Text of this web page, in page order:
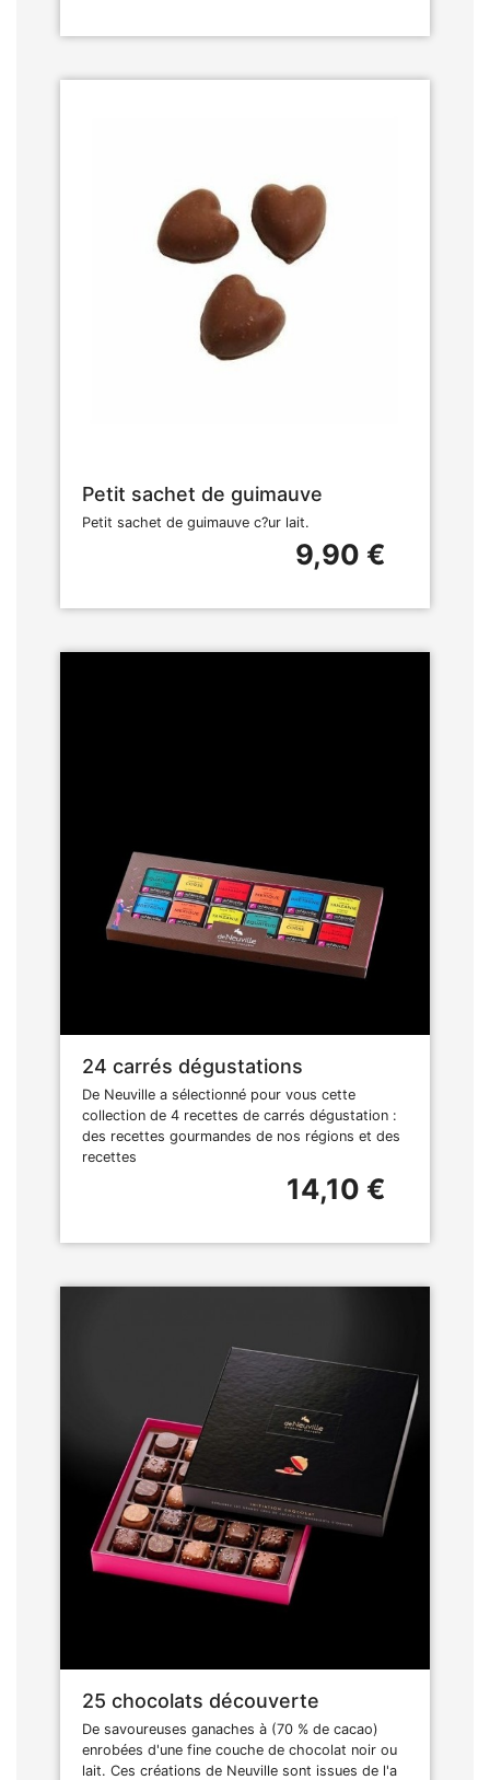
Petit sachet de guimauve
Petit sachet de guimauve c?ur lait.
9,90 €
24 carrés dégustations
De Neuville a sélectionné pour vous cette
collection de 4 recettes de carrés dégustation :
des recettes gourmandes de nos régions et des
recettes
14,10 €
25 chocolats découverte
De savoureuses ganaches à (70 % de cacao)
enrobées d'une fine couche de chocolat noir ou
lait. Ces créations de Neuville sont issues de l'a